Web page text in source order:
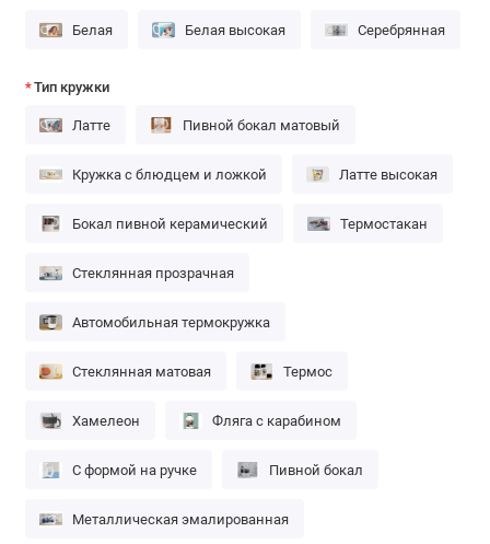
Белая Белая высокая Серебрянная
Тип кружки
Латте Пивной бокал матовый
Кружка с блюдцем и ложкой Латте высокая
Бокал пивной керамический Термостакан
Стеклянная прозрачная
Автомобильная термокружка
Стеклянная матовая Термос
Хамелеон Фляга с карабином
С формой на ручке Пивной бокал
Металлическая эмалированная